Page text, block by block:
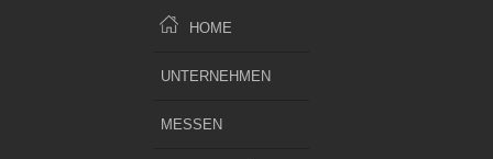
HOME
UNTERNEHMEN
MESSEN